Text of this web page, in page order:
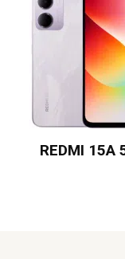
REDMI 15A